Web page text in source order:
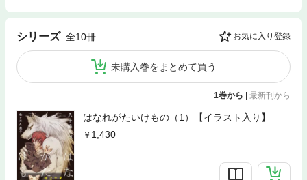
シリーズ 全10冊 お気に入り登録
未購入巻をまとめて買う
1巻から | 最新刊から
はなれがたいけもの（1）【イラスト入り】
1,430